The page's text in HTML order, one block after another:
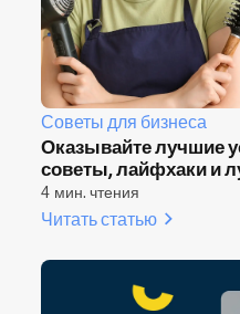
Советы для бизнеса
Оказывайте лучшие
советы, лайфхаки и
4 мин. чтения
Читать статью